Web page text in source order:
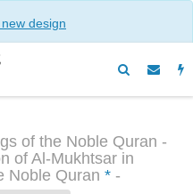
design
of the Noble Quran -
of Al-Mukhtsar in
Noble Quran *-